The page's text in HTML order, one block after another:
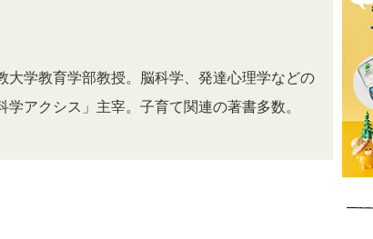
大学教育学部教授。脳科学、発達心理学などの
アクシス」主宰。子育て関連の著書多数。